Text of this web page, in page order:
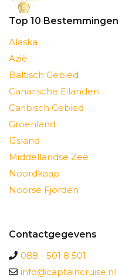
Top 10 Bestemmingen
Alaska
Azië
Baltisch Gebied
Canarische Eilanden
Caribisch Gebied
Groenland
IJsland
Middellandse Zee
Noordkaap
Noorse Fjorden
Contactgegevens
088 - 501 8 501
info@captaincruise.nl